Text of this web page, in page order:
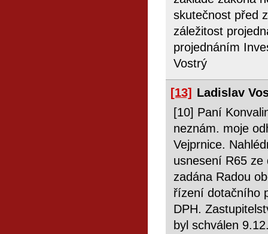
skutečnost před
záležitost
projednáním
Vostrý
[13] Ladislav
[10] Paní
neznám. moje
Vejprnice.
usnesení R65 ze
zadána Radou
řízení dotačního
DPH.
byl schválen